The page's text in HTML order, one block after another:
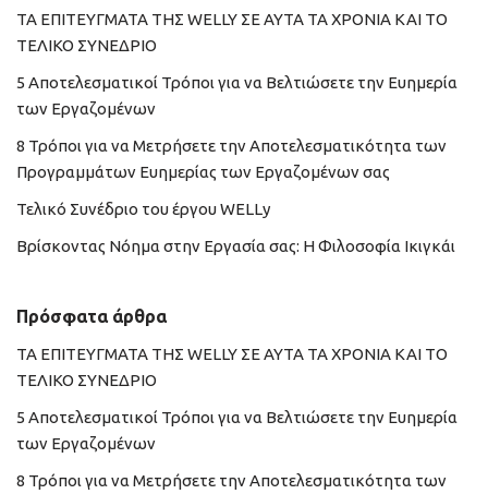
ΤΑ ΕΠΙΤΕΥΓΜΑΤΑ ΤΗΣ WELLY ΣΕ ΑΥΤΑ ΤΑ ΧΡΟΝΙΑ ΚΑΙ ΤΟ
ΤΕΛΙΚΟ ΣΥΝΕΔΡΙΟ
5 Αποτελεσματικοί Τρόποι για να Βελτιώσετε την Ευημερία
των Εργαζομένων
8 Τρόποι για να Μετρήσετε την Αποτελεσματικότητα των
Προγραμμάτων Ευημερίας των Εργαζομένων σας
Τελικό Συνέδριο του έργου WELLy
Βρίσκοντας Νόημα στην Εργασία σας: Η Φιλοσοφία Ικιγκάι
Πρόσφατα άρθρα
ΤΑ ΕΠΙΤΕΥΓΜΑΤΑ ΤΗΣ WELLY ΣΕ ΑΥΤΑ ΤΑ ΧΡΟΝΙΑ ΚΑΙ ΤΟ
ΤΕΛΙΚΟ ΣΥΝΕΔΡΙΟ
5 Αποτελεσματικοί Τρόποι για να Βελτιώσετε την Ευημερία
των Εργαζομένων
8 Τρόποι για να Μετρήσετε την Αποτελεσματικότητα των